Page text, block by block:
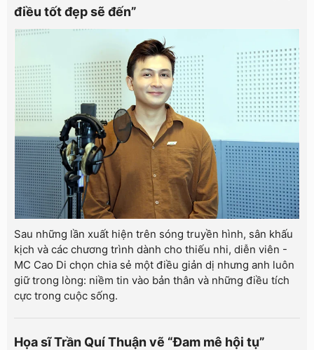
điều tốt đẹp sẽ đến”
Sau những lần xuất hiện trên sóng truyền hình, sân khấu
kịch và các chương trình dành cho thiếu nhi, diễn viên -
MC Cao Di chọn chia sẻ một điều giản dị nhưng anh luôn
giữ trong lòng: niềm tin vào bản thân và những điều tích
cực trong cuộc sống.
Họa sĩ Trần Quí Thuận vẽ “Đam mê hội tụ”